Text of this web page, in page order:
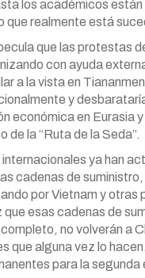
los académicos
que realmente está
que las protestas
con ayuda
a la vista en
y
económica en Eurasia
de la “Ruta de la Seda”.
ya han
cadenas de
por Vietnam y otras
que esas cadenas de
no volverán a
que alguna vez lo
para la segunda